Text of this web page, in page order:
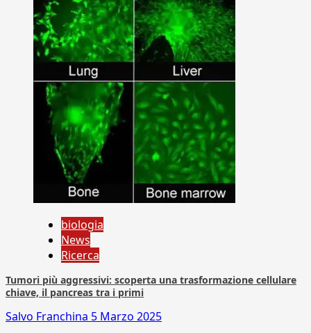
biologia
News
Ricerca
Tumori più aggressivi: scoperta una trasformazione cellulare
chiave, il pancreas tra i primi
Salvo Franchina 5 Marzo 2025